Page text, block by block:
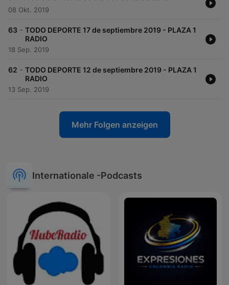
08 Okt. 2019
63 - TODO DEPORTE 17 de septiembre 2019 - PLAZA 1
RADIO
18 Sep. 2019
62 - TODO DEPORTE 12 de septiembre 2019 - PLAZA 1
RADIO
13 Sep. 2019
Mehr Folgen anzeigen
Internationale -Podcasts